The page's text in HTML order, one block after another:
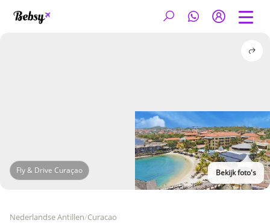
Fly & Drive Curaçao Bekijk foto's
Nederlandse Antillen/Curacao